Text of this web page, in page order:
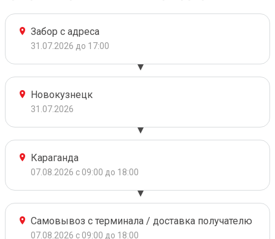
Забор с адреса
31.07.2026 до 17:00
Новокузнецк
31.07.2026
Караганда
07.08.2026 с 09:00 до 18:00
Самовывоз с терминала / доставка получателю
07.08.2026 с 09:00 до 18:00